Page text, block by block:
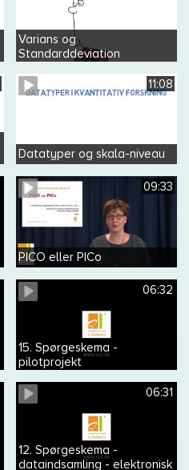
Varians og
Standarddeviation
11:08
Datatyper og skala-niveau
09:33
PICO eller PICo
06:32
15. Spørgeskema -
pilotprojekt
06:31
12. Spørgeskema -
dataindsamling - elektronisk